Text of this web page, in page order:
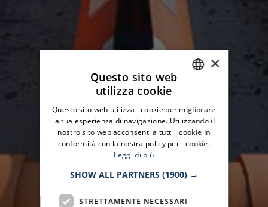
ENGLISH
×
Questo sito web
utilizza cookie
Questo sito web utilizza i cookie per migliorare
la tua esperienza di navigazione. Utilizzando il
nostro sito web acconsenti a tutti i cookie in
conformità con la nostra policy per i cookie.
Leggi di più
SHOW ALL PARTNERS (1900) →
STRETTAMENTE NECESSARI